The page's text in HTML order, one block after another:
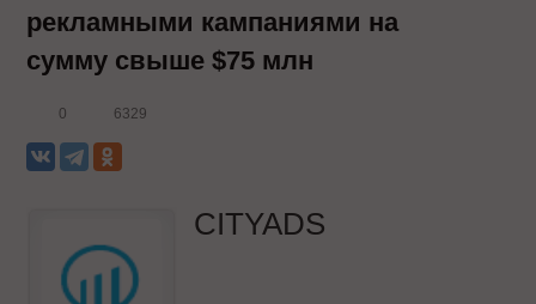
рекламными кампаниями на
сумму свыше $75 млн
0 6329
CITYADS